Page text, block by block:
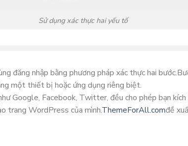
Sử dụng xác thực hai yếu tố
đăng nhập bằng phương pháp xác thực hai bước.
một thiết bị hoặc ứng dụng riêng biệt.
Google, Facebook, Twitter, đều cho phép bạn kích
trang WordPress của mình.ThemeForAll.comđề